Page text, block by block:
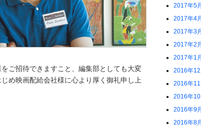
ご招待できますこと、編集部としても大変
め映画配給会社様に心より厚く御礼申し上
2017年5月
2017年4月
2017年3月
2017年2月
2017年1月
2016年12
2016年11
2016年10
2016年9月
2016年8月